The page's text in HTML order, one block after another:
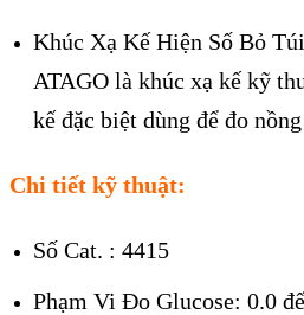
Khúc Xạ Kế Hiện Số Bỏ
ATAGO là khúc xạ kế kỹ
kế đặc biệt dùng để đo
Chi tiết kỹ thuật:
Số Cat. : 4415
Phạm Vi Đo Glucose: 0.0